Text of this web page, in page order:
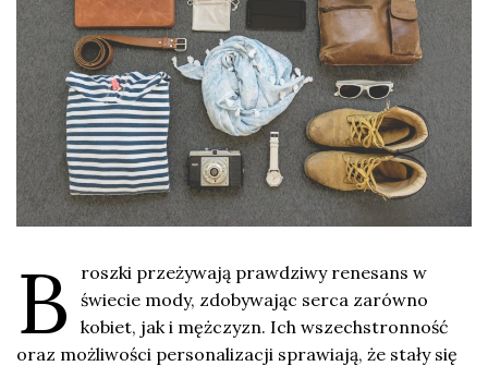
B
roszki przeżywają prawdziwy renesans w
świecie mody, zdobywając serca zarówno
kobiet, jak i mężczyzn. Ich wszechstronność
oraz możliwości personalizacji sprawiają, że stały się